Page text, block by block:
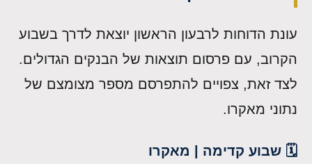
עונת הדוחות לרבעון הראשון יוצאת לדרך בשבוע
הקרוב, עם פרסום תוצאות של הבנקים הגדולים.
לצד זאת, צפויים להתפרסם מספר מצומצם של
נתוני מאקרו.
🗓️ שבוע קדימה | מאקרו